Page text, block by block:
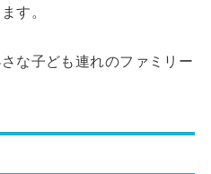
す。
な子ども連れのファミリー